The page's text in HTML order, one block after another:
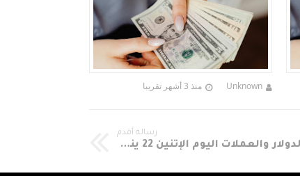
Unknown منذ 3 أشهر تقريبا
رسالة أقدم
أسعار صرف الدولار والعملات اليوم الإثنين 22 يناير 2018 في السوق الموازي مقابل الجنية السوداني Sudania 23 Currency Exchange Rates In Sudan